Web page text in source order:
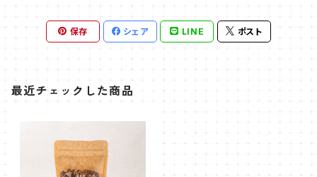
保存 シェア LINE ポスト
最近チェックした商品